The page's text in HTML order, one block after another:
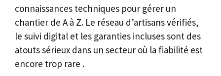
connaissances techniques pour gérer un
chantier de A à Z. Le réseau d’artisans vérifiés,
le suivi digital et les garanties incluses sont des
atouts sérieux dans un secteur où la fiabilité est
encore trop rare .